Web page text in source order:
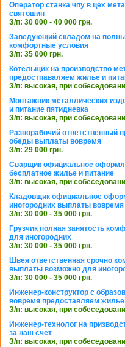
Оператор станка чпу в цех
святошин
З/п: 30 000 - 40 000 грн.
Заведующий складом на
комфортные условия
З/п: 35 000 грн.
Котельщик на производство
предостпаваляем жилье и
З/п: высокая, при
Монтажник металлических
и питание пятидневка
З/п: высокая, при
Разнорабочий ответственный
обеды выплаты вовремя
З/п: 29 000 грн.
Сварщик официальное
бесплатное жилье и питание
З/п: высокая, при
Кладовщик официальное
иногородних выплаты вовремя
З/п: 30 000 - 35 000 грн.
Грузчик полная занятость
для иногородних
З/п: 30 000 - 35 000 грн.
Швея ответственная срочно
выплаты возможно для
З/п: 30 000 - 35 000 грн.
Инженер-конструктор с
вовремя предоставляем жилье
З/п: высокая, при
Инженер-технолог на
за наш счет
З/п: высокая, при